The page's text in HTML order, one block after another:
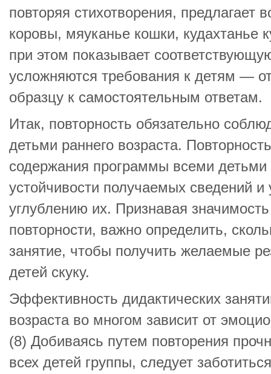
повторяя стихотворения, предлагает
коровы, мяуканье кошки, кудахтанье
при этом показывает
усложняются требования к детям —
образцу к самостоятельным ответам.
Итак, повторность обязательно
детьми раннего возраста.
содержания программы всеми детьми
устойчивости получаемых сведений
углублению их. Признавая
повторности, важно определить,
занятие, чтобы получить желаемые
детей скуку.
Эффективность дидактических
возраста во многом зависит от
(8) Добиваясь путем повторения
всех детей группы, следует